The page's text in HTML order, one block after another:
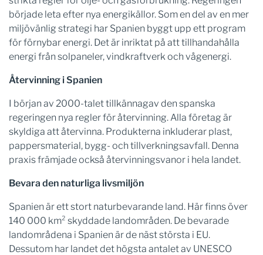
började leta efter nya energikällor. Som en del av en mer
miljövänlig strategi har Spanien byggt upp ett program
för förnybar energi. Det är inriktat på att tillhandahålla
energi från solpaneler, vindkraftverk och vågenergi.
Återvinning i Spanien
I början av 2000-talet tillkännagav den spanska
regeringen nya regler för återvinning. Alla företag är
skyldiga att återvinna. Produkterna inkluderar plast,
pappersmaterial, bygg- och tillverkningsavfall. Denna
praxis främjade också återvinningsvanor i hela landet.
Bevara den naturliga livsmiljön
Spanien är ett stort naturbevarande land. Här finns över
140 000 km² skyddade landområden. De bevarade
landområdena i Spanien är de näst största i EU.
Dessutom har landet det högsta antalet av UNESCO